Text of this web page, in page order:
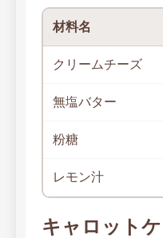
材料名
クリームチーズ
無塩バター
粉糖
レモン汁
キャロット